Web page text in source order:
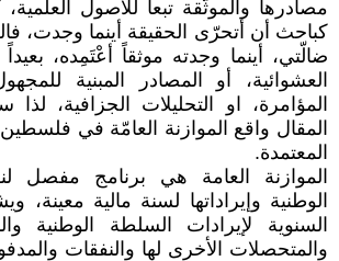
مصادرها والموثّقة تبعاً للأصول
كباحث أن أتحرّى الحقيقة أينما وجدت،
ضالّتي، أينما وجدته موثقاً أعْتَمِده،
العشوائية، أو المصادر المبنية
المؤامرة، او التحليلات الجزافية،
المقال واقع الموازنة العامّة في
المعتمدة.
الموازنة العامة هي برنامج مفصل
الوطنية وإيراداتها لسنة مالية معينة،
السنوية لإيرادات السلطة الوطنية
والمتحصلات الأخرى لها والنفقات